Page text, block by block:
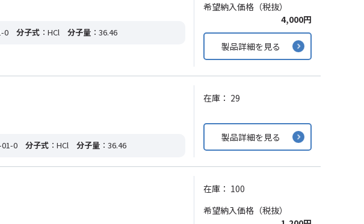
0 分子式 ：HCl 分子量 ：36.46
希望納入価格（税抜）
4,000円
製品詳細を見る
01-0 分子式 ：HCl 分子量 ：36.46
在庫： 29
製品詳細を見る
在庫： 100
希望納入価格（税抜）